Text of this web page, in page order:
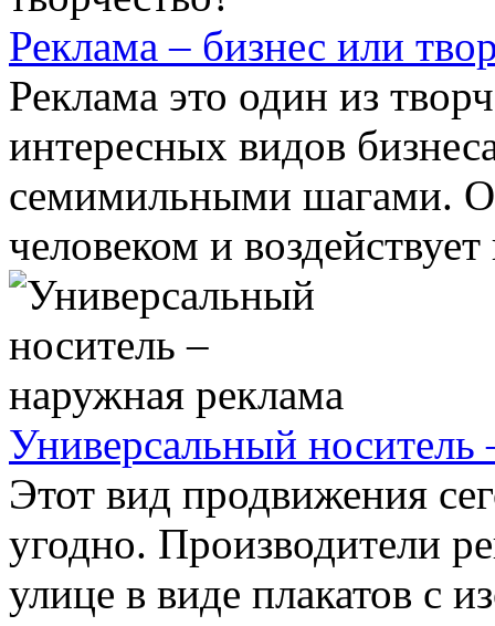
Реклама – бизнес или
Реклама это один из
интересных видов
семимильными шагами.
человеком и
Универсальный носитель
Этот вид продвижения
угодно. Производители
улице в виде плакатов с